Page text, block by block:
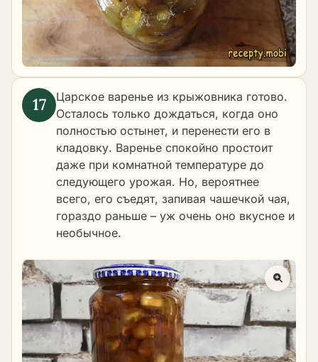
Царское варенье из крыжовника готово.
Осталось только дождаться, когда оно
полностью остынет, и перенести его в
кладовку. Варенье спокойно простоит
даже при комнатной температуре до
следующего урожая. Но, вероятнее
всего, его съедят, запивая чашечкой чая,
гораздо раньше – уж очень оно вкусное и
необычное.